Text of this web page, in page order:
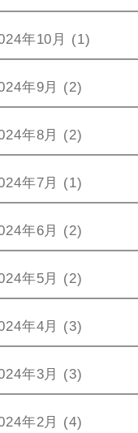
年10月 (1)
年9月 (2)
年8月 (2)
年7月 (1)
年6月 (2)
年5月 (2)
年4月 (3)
年3月 (3)
年2月 (4)